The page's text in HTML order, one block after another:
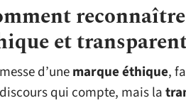
et
d’unemarque éthique,
qui compte, mais la